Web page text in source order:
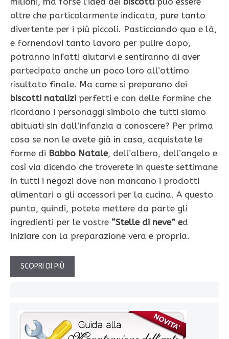
oltre che particolarmente indicata, pure tanto
divertente per i più piccoli. Pasticciando qua e là,
e fornendovi tanto lavoro per pulire dopo,
potranno infatti aiutarvi e sentiranno di aver
partecipato anche un poco loro all’ottimo
risultato finale. Ma come si preparano dei
biscotti natalizi perfetti e con delle formine che
ricordano i personaggi simbolo che tutti siamo
abituati sin dall’infanzia a conoscere? Per prima
cosa se non le avete già in casa, acquistate le
forme di Babbo Natale, dell’albero, dell’angelo e
così via dicendo che troverete in queste settimane
in tutti i negozi dove non mancano i prodotti
alimentari o gli accessori per la cucina. A questo
punto, quindi, potete mettere da parte gli
ingredienti per le vostre “Stelle di neve” ed
iniziare con la preparazione vera e propria.
SCOPRI DI PIÙ